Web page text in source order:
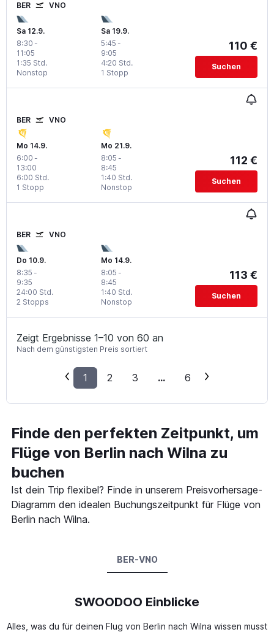
BER VNO
Sa 12.9.
8:30 -
11:05
Nonstop
1:35 Std.
Sa 19.9.
5:45 -
9:05
1 Stopp
4:20 Std.
110 €
Suchen
BER VNO
Mo 14.9.
6:00 -
13:00
1 Stopp
6:00 Std.
Mo 21.9.
8:05 -
8:45
Nonstop
1:40 Std.
112 €
Suchen
BER VNO
Do 10.9.
8:35 -
9:35
2 Stopps
24:00 Std.
Mo 14.9.
8:05 -
8:45
Nonstop
1:40 Std.
113 €
Suchen
Zeigt Ergebnisse 1–10 von 60 an
Nach dem günstigsten Preis sortiert
1 2 3 ... 6
Finde den perfekten Zeitpunkt, um
Flüge von Berlin nach Wilna zu
buchen
Ist dein Trip flexibel? Finde in unserem Preisvorhersage-
Diagramm den idealen Buchungszeitpunkt für Flüge von
Berlin nach Wilna.
BER-VNO
SWOODOO Einblicke
Alles, was du für deinen Flug von Berlin nach Wilna wissen musst